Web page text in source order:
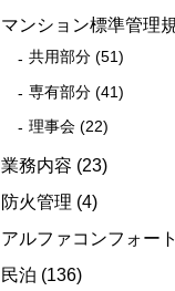
マンション標準管理
共用部分 (51)
専有部分 (41)
理事会 (22)
業務内容 (23)
防火管理 (4)
アルファコンフォート
民泊 (136)